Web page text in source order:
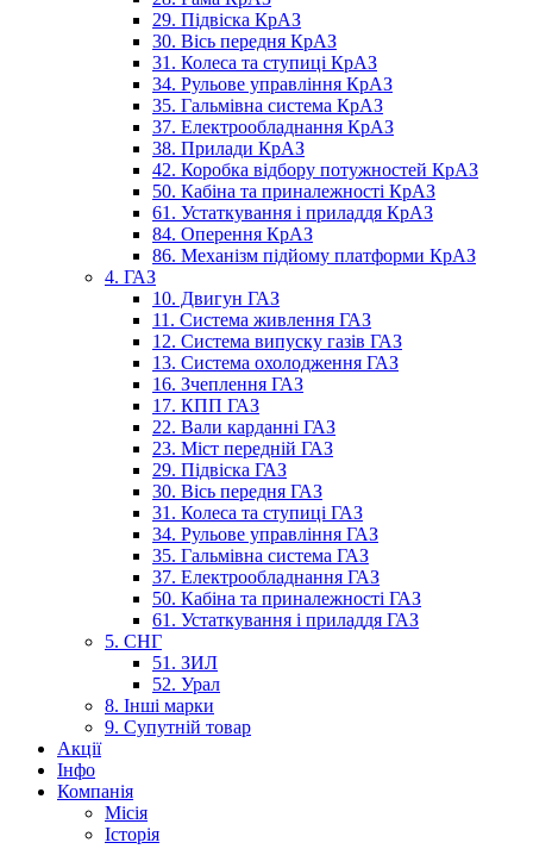
29. Підвіска КрАЗ
30. Вісь передня КрАЗ
31. Колеса та ступиці КрАЗ
34. Рульове управління КрАЗ
35. Гальмівна система КрАЗ
37. Електрообладнання КрАЗ
38. Прилади КрАЗ
42. Коробка відбору потужностей КрАЗ
50. Кабіна та приналежності КрАЗ
61. Устаткування і приладдя КрАЗ
84. Оперення КрАЗ
86. Механізм підйому платформи КрАЗ
4. ГАЗ
10. Двигун ГАЗ
11. Система живлення ГАЗ
12. Система випуску газів ГАЗ
13. Система охолодження ГАЗ
16. Зчеплення ГАЗ
17. КПП ГАЗ
22. Вали карданні ГАЗ
23. Міст передній ГАЗ
29. Підвіска ГАЗ
30. Вісь передня ГАЗ
31. Колеса та ступиці ГАЗ
34. Рульове управління ГАЗ
35. Гальмівна система ГАЗ
37. Електрообладнання ГАЗ
50. Кабіна та приналежності ГАЗ
61. Устаткування і приладдя ГАЗ
5. СНГ
51. ЗИЛ
52. Урал
8. Інші марки
9. Супутній товар
Акції
Інфо
Компанія
Місія
Історія